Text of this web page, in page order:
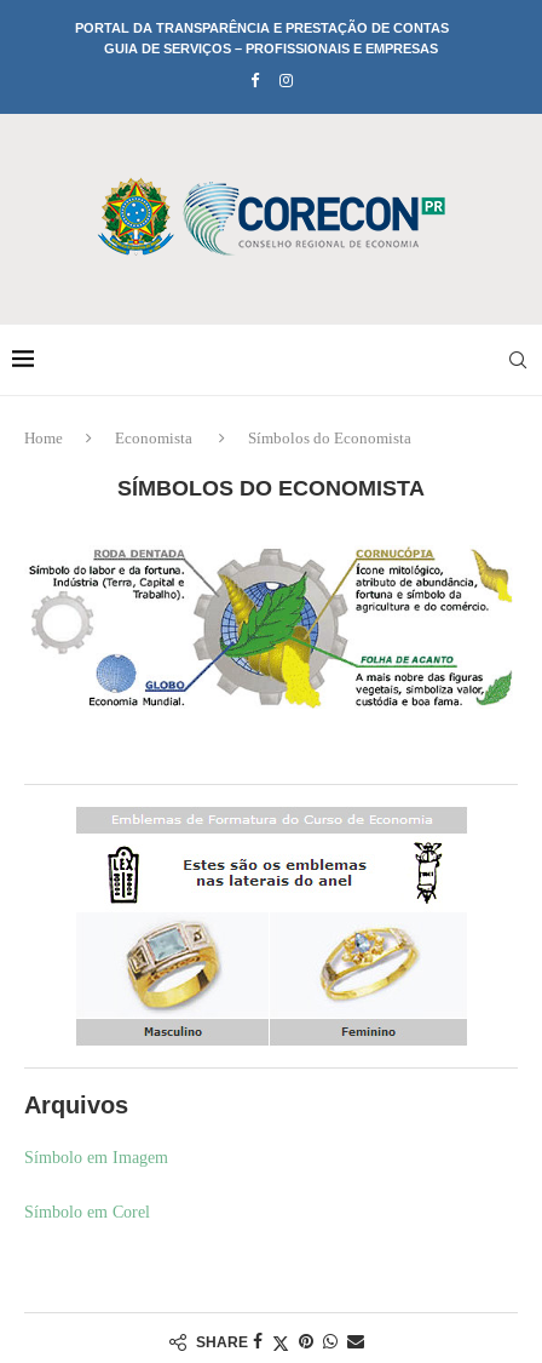
PORTAL DA TRANSPARÊNCIA E PRESTAÇÃO DE CONTAS
GUIA DE SERVIÇOS – PROFISSIONAIS E EMPRESAS
Home Economista Símbolos do Economista
SÍMBOLOS DO ECONOMISTA
Arquivos
Símbolo em Imagem
Símbolo em Corel
SHARE